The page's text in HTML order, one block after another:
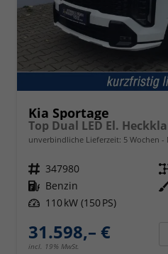
Kia Sportage
Top Dual LED El.
unverbindliche Lieferzeit: 5 Wochen
Fahrzeugnr. 347980
Kraftstoff Benzin
Leistung 110 kW (150 PS)
31.598,– €
incl. 19% MwSt.